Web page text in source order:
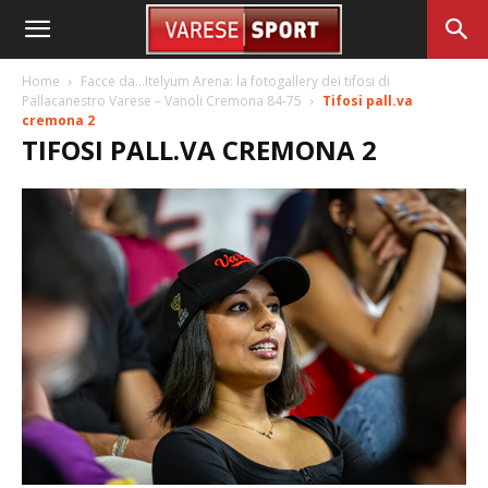
Home
Facce da…Itelyum Arena: la fotogallery dei tifosi di
Pallacanestro Varese – Vanoli Cremona 84-75
Tifosi pall.va
cremona 2
TIFOSI PALL.VA CREMONA 2